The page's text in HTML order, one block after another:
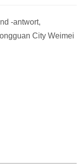
-antwort,
City Weimei